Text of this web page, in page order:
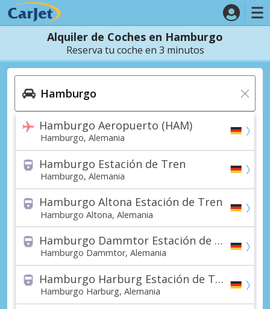
Alquiler de Coches en Hamburgo
Reserva tu coche en 3 minutos
Hamburgo Aeropuerto (HAM)
Hamburgo, Alemania
Hamburgo Estación de Tren
Hamburgo, Alemania
Hamburgo Altona Estación de Tren
Hamburgo Altona, Alemania
Hamburgo Dammtor Estación de Tren
Hamburgo Dammtor, Alemania
Hamburgo Harburg Estación de Tren
Hamburgo Harburg, Alemania